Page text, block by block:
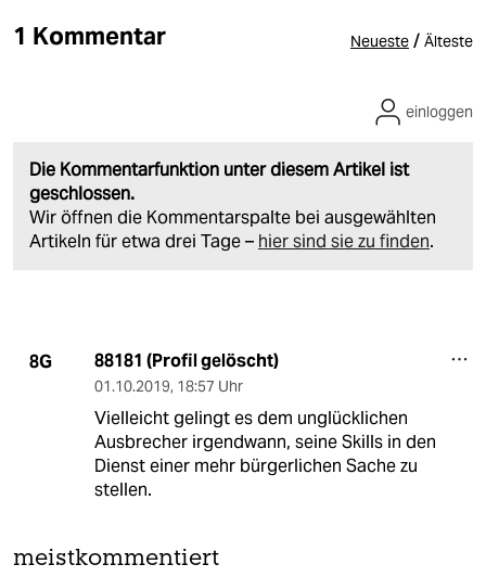
1 Kommentar Neueste / Älteste
Die Kommentarfunktion unter diesem Artikel ist
geschlossen.
Wir öffnen die Kommentarspalte bei ausgewählten
Artikeln für etwa drei Tage – hier sind sie zu finden.
einloggen
8G 88181 (Profil gelöscht)
01.10.2019, 18:57 Uhr
Vielleicht gelingt es dem unglücklichen
Ausbrecher irgendwann, seine Skills in den
Dienst einer mehr bürgerlichen Sache zu
stellen.
meistkommentiert